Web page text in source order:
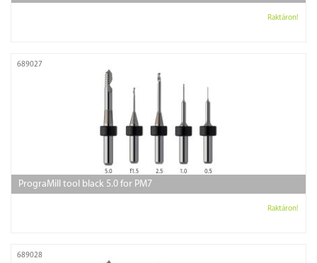
Raktáron!
689027
PrograMill tool black 5.0 for PM7
Raktáron!
689028